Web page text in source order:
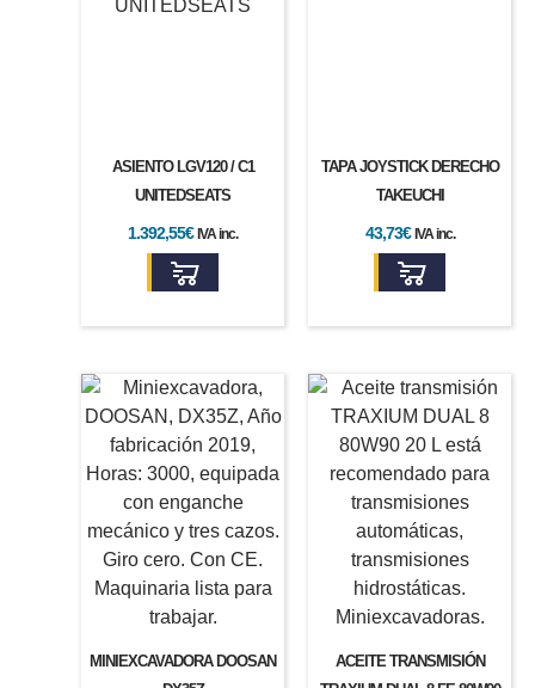
ASIENTO LGV120 / C1
UNITEDSEATS
1.392,55€ IVA inc.
TAPA JOYSTICK DERECHO
TAKEUCHI
43,73€ IVA inc.
MINIEXCAVADORA DOOSAN
ACEITE TRANSMISIÓN